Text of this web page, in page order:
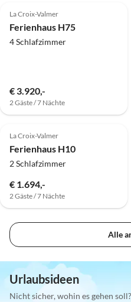
La Croix-Valmer
Ferienhaus H75
4 Schlafzimmer
€ 3.920,-
2 Gäste / 7 Nächte
La Croix-Valmer
Ferienhaus H10
2 Schlafzimmer
€ 1.694,-
2 Gäste / 7 Nächte
Alle
Urlaubsideen
Nicht sicher, wohin es gehen